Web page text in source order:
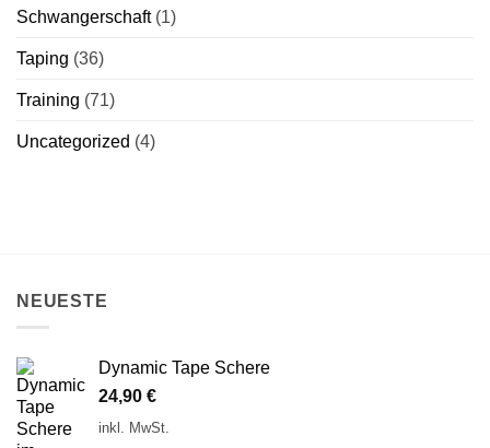
Schwangerschaft(1)
Taping (36)
Training (71)
Uncategorized (4)
NEUESTE
Dynamic Tape Schere
24,90 €
inkl. MwSt.